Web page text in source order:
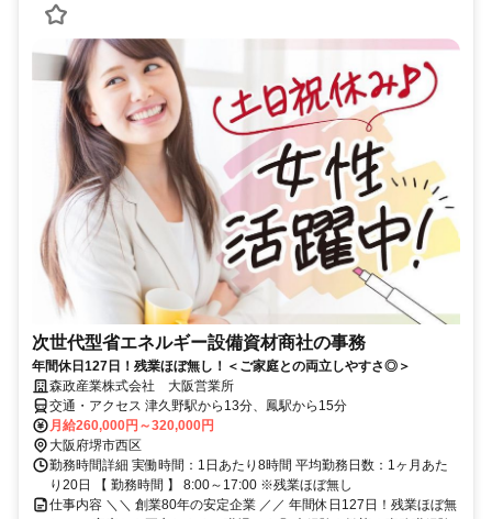
次世代型省エネルギー設備資材商社の事務
年間休日127日！残業ほぼ無し！＜ご家庭との両立しやすさ◎＞
森政産業株式会社 大阪営業所
交通・アクセス 津久野駅から13分、鳳駅から15分
月給260,000円～320,000円
大阪府堺市西区
勤務時間詳細 実働時間：1日あたり8時間 平均勤務日数：1ヶ月あた
り20日 【 勤務時間 】 8:00～17:00 ※残業ほぼ無し
仕事内容 ＼＼ 創業80年の安定企業 ／／ 年間休日127日！残業ほぼ無